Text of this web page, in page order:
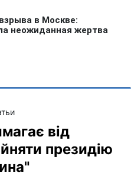
від
президію